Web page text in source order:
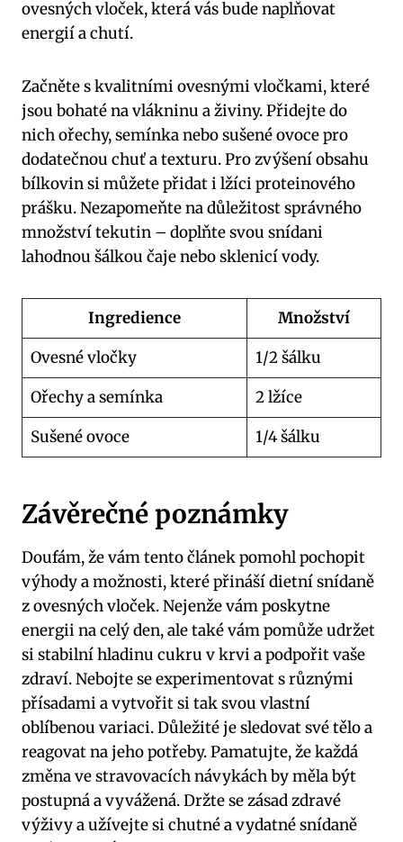
ovesných vloček, která vás bude naplňovat
energií a chutí.
Začněte s kvalitními ovesnými vločkami, které
jsou bohaté na vlákninu a živiny. Přidejte do
nich ořechy, semínka nebo sušené ovoce pro
dodatečnou chuť a texturu. Pro zvýšení obsahu
bílkovin si můžete přidat i lžíci proteinového
prášku. Nezapomeňte na důležitost správného
množství tekutin – doplňte svou snídani
lahodnou šálkou čaje nebo sklenicí vody.
Ingredience
Množství
Ovesné vločky
1/2 šálku
Ořechy a semínka
2 lžíce
Sušené ovoce
1/4 šálku
Závěrečné poznámky
Doufám, že vám tento článek pomohl pochopit
výhody a možnosti, které přináší dietní snídaně
z ovesných vloček. Nejenže vám poskytne
energii na celý den, ale také vám pomůže udržet
si stabilní hladinu cukru v krvi a podpořit vaše
zdraví. Nebojte se experimentovat s různými
přísadami a vytvořit si tak svou vlastní
oblíbenou variaci. Důležité je sledovat své tělo a
reagovat na jeho potřeby. Pamatujte, že každá
změna ve stravovacích návykách by měla být
postupná a vyvážená. Držte se zásad zdravé
výživy a užívejte si chutné a vydatné snídaně